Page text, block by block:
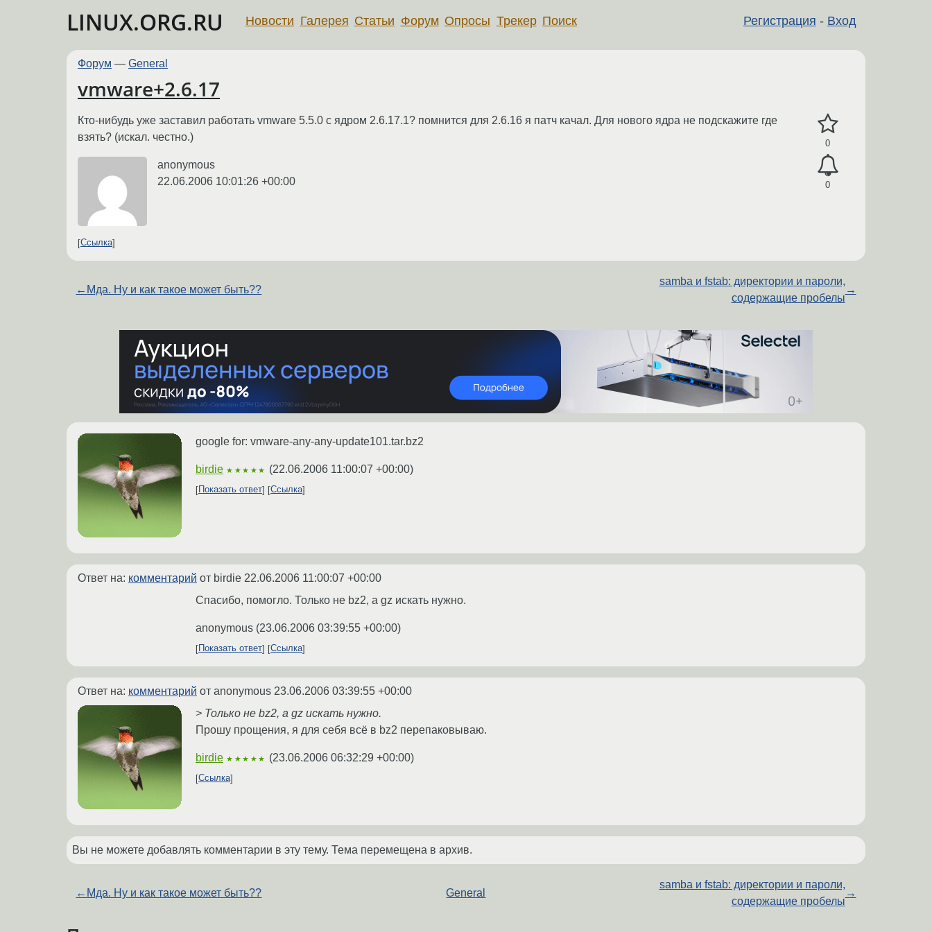
LINUX.ORG.RU Регистрация - Вход
Новости Галерея Статьи Форум Опросы Трекер Поиск
Форум — General
vmware+2.6.17
0
0
Кто-нибудь уже заставил работать vmware 5.5.0 с ядром 2.6.17.1? помнится для 2.6.16 я патч качал. Для нового ядра не подскажите где
взять? (искал. честно.)
anonymous
22.06.2006 10:01:26 +00:00
Ссылка
← Мда. Ну и как такое может быть??
samba и fstab: директории и пароли,
содержащие пробелы
→
google for: vmware-any-any-update101.tar.bz2
birdie ★★★★★ (22.06.2006 11:00:07 +00:00)
Показать ответ Ссылка
Ответ на: комментарий от birdie 22.06.2006 11:00:07 +00:00
Спасибо, помогло. Только не bz2, а gz искать нужно.
anonymous (23.06.2006 03:39:55 +00:00)
Показать ответ Ссылка
Ответ на: комментарий от anonymous 23.06.2006 03:39:55 +00:00
> Только не bz2, а gz искать нужно.
Прошу прощения, я для себя всё в bz2 перепаковываю.
birdie ★★★★★ (23.06.2006 06:32:29 +00:00)
Ссылка
Вы не можете добавлять комментарии в эту тему. Тема перемещена в архив.
← Мда. Ну и как такое может быть?? General
samba и fstab: директории и пароли,
содержащие пробелы
→